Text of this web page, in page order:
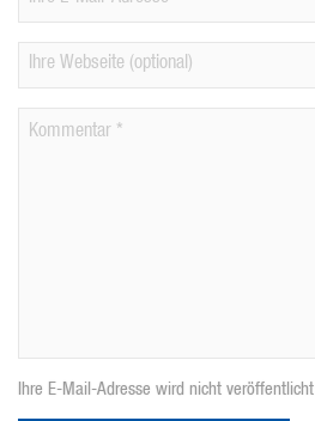
Ihre E-Mail-Adresse wird nicht veröffentlicht